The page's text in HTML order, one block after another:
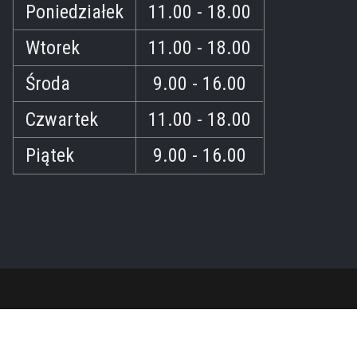
Poniedziałek
11.00 - 18.00
Wtorek
11.00 - 18.00
Środa
9.00 - 16.00
Czwartek
11.00 - 18.00
Piątek
9.00 - 16.00